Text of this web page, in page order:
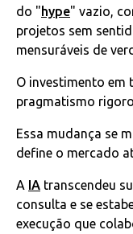
do "hype" vazio,
projetos sem
mensuráveis de
O investimento em
pragmatismo
Essa mudança se
define o mercado
A IA transcendeu
consulta e se
execução que